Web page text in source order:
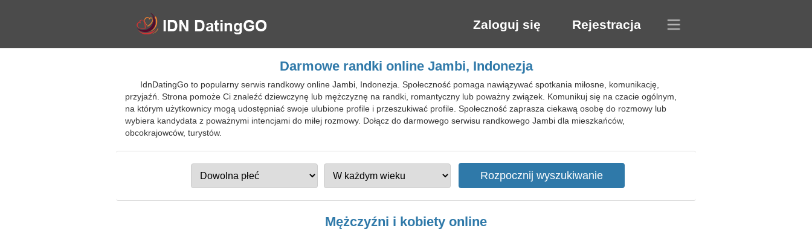
Zaloguj się Rejestracja
Darmowe randki online Jambi, Indonezja
IdnDatingGo to popularny serwis randkowy online Jambi, Indonezja. Społeczność pomaga nawiązywać spotkania miłosne, komunikację,
przyjaźń. Strona pomoże Ci znaleźć dziewczynę lub mężczyznę na randki, romantyczny lub poważny związek. Komunikuj się na czacie ogólnym,
na którym użytkownicy mogą udostępniać swoje ulubione profile i przeszukiwać profile. Społeczność zaprasza ciekawą osobę do rozmowy lub
wybiera kandydata z poważnymi intencjami do miłej rozmowy. Dołącz do darmowego serwisu randkowego Jambi dla mieszkańców,
obcokrajowców, turystów.
Mężczyźni i kobiety online